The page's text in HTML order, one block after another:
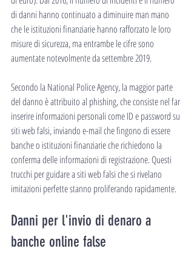
di danni hanno continuato a diminuire man mano
che le istituzioni finanziarie hanno rafforzato le loro
misure di sicurezza, ma entrambe le cifre sono
aumentate notevolmente da settembre 2019.
Secondo la National Police Agency, la maggior parte
del danno è attribuito al phishing, che consiste nel far
inserire informazioni personali come ID e password su
siti web falsi, inviando e-mail che fingono di essere
banche o istituzioni finanziarie che richiedono la
conferma delle informazioni di registrazione. Questi
trucchi per guidare a siti web falsi che si rivelano
imitazioni perfette stanno proliferando rapidamente.
Danni per l'invio di denaro a
banche online false